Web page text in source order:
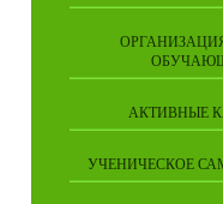
АКТИВНЫЕ
УЧЕНИЧЕСКОЕ